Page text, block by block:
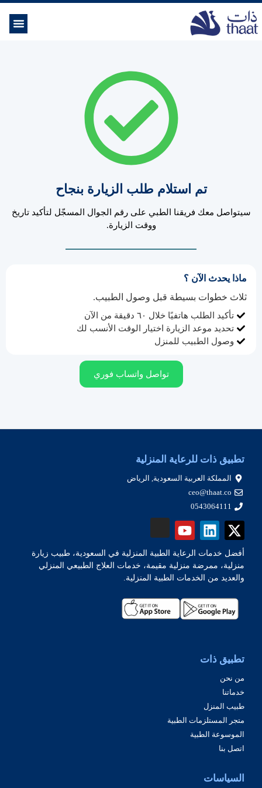
تم استلام طلب الزيارة بنجاح
سيتواصل معك فريقنا الطبي على رقم الجوال المسجّل لتأكيد تاريخ
ووقت الزيارة.
ماذا يحدث الآن ؟
ثلاث خطوات بسيطة قبل وصول الطبيب.
تأكيد الطلب هاتفيًا خلال ٦٠ دقيقة من الآن
تحديد موعد الزيارة اختيار الوقت الأنسب لك
وصول الطبيب للمنزل
تواصل واتساب فوري
تطبيق ذات للرعاية المنزلية
المملكة العربية السعودية, الرياض
ceo@thaat.co
0543064111
أفضل خدمات الرعاية الطبية المنزلية في السعودية، طبيب زيارة
منزلية، ممرضة منزلية مقيمة، خدمات العلاج الطبيعي المنزلي
والعديد من الخدمات الطبية المنزلية.
تطبيق ذات
من نحن
خدماتنا
طبيب المنزل
متجر المستلزمات الطبية
الموسوعة الطبية
اتصل بنا
السياسات